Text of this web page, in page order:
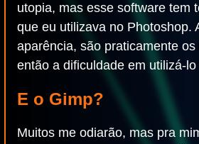
utopia, mas esse software tem
que eu utilizava no Photoshop.
aparência, são praticamente
então a dificuldade em utilizá-lo
E o Gimp?
Muitos me odiarão, mas pra